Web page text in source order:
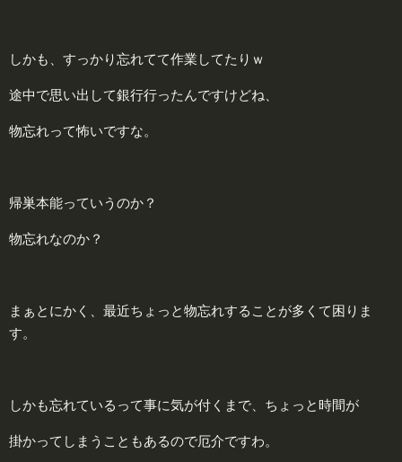
しかも、すっかり忘れてて作業してたりｗ
途中で思い出して銀行行ったんですけどね、
物忘れって怖いですな。
帰巣本能っていうのか？
物忘れなのか？
まぁとにかく、最近ちょっと物忘れすることが多くて困りま
す。
しかも忘れているって事に気が付くまで、ちょっと時間が
掛かってしまうこともあるので厄介ですわ。